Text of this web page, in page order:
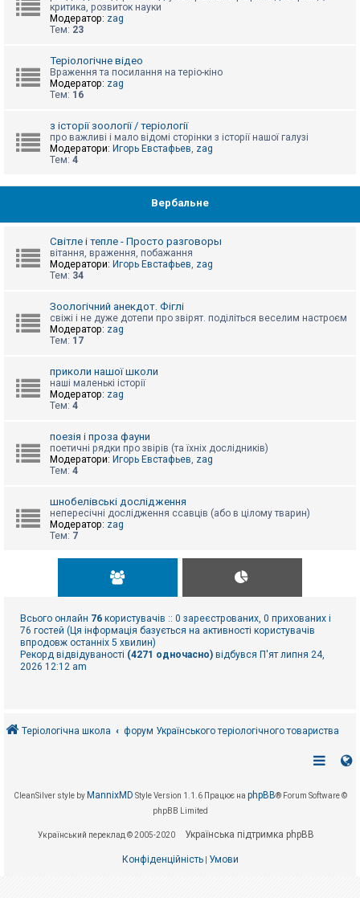
критика, розвиток науки
Модератор: zag
Тем: 23
Теріологічне відео
Враження та посилання на теріо-кіно
Модератор: zag
Тем: 16
з історії зоології / теріології
про важливі і мало відомі сторінки з історії нашої галузі
Модератори: Игорь Евстафьев, zag
Тем: 4
Вербальне
Світле і тепле - Просто разговоры
вітання, враження, побажання
Модератори: Игорь Евстафьев, zag
Тем: 34
Зоологічний анекдот. Фіглі
свіжі і не дуже дотепи про звірят. поділіться веселим настроєм
Модератор: zag
Тем: 17
приколи нашої школи
наші маленькі історії
Модератор: zag
Тем: 4
поезія і проза фауни
поетичні рядки про звірів (та їхніх дослідників)
Модератори: Игорь Евстафьев, zag
Тем: 4
шнобелівські дослідження
непересічні дослідження ссавців (або в цілому тварин)
Модератор: zag
Тем: 7
Всього онлайн 76 користувачів :: 0 зареєстрованих, 0 прихованих і
76 гостей (Ця інформація базується на активності користувачів
впродовж останніх 5 хвилин)
Рекорд відвідуваності (4271 одночасно) відбувся П'ят липня 24,
2026 12:12 am
Теріологічна школа форум Українського теріологічного товариства
CleanSilver style by MannixMD Style Version 1.1.6 Працює на phpBB® Forum Software ©
phpBB Limited
Український переклад © 2005-2020 Українська підтримка phpBB
Конфіденційність| Умови